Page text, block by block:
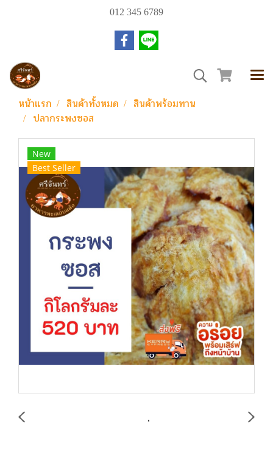
012 345 6789
หน้าแรก สินค้าทั้งหมด
สินค้าพร้อมทาน
ปลากระพงซอส
New
Best Seller